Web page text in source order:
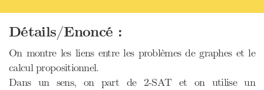
Détails/Enoncé :
On montre les liens entre les problèmes de graphes et le
calcul propositionnel.
Dans un sens, on part de 2-SAT et on utilise un